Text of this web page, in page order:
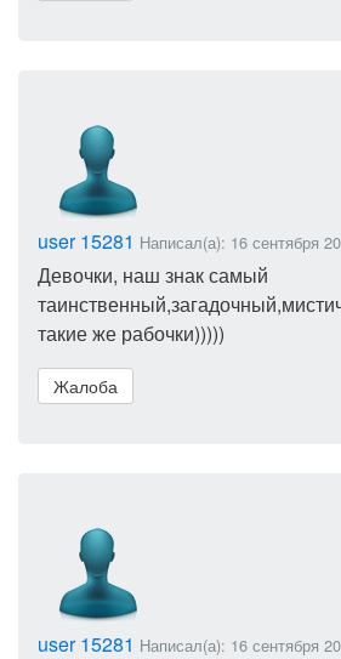
user 15281 Написал(а): 16 сентября
Девочки, наш знак самый
такие же рабочки)))))
Жалоба
user 15281 Написал(а): 16 сентября